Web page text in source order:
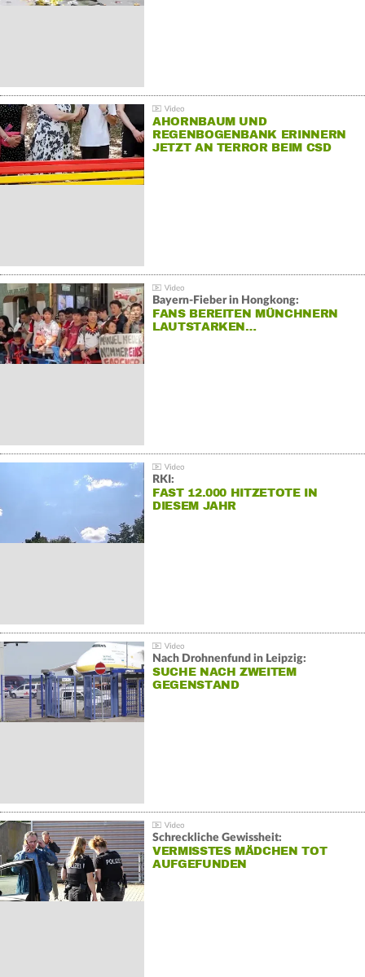
AHORNBAUM UND
REGENBOGENBANK ERINNERN
JETZT AN TERROR BEIM CSD
Bayern-Fieber in Hongkong:
FANS BEREITEN MÜNCHNERN
LAUTSTARKEN…
RKI:
FAST 12.000 HITZETOTE IN
DIESEM JAHR
Nach Drohnenfund in Leipzig:
SUCHE NACH ZWEITEM
GEGENSTAND
Schreckliche Gewissheit:
VERMISSTES MÄDCHEN TOT
AUFGEFUNDEN